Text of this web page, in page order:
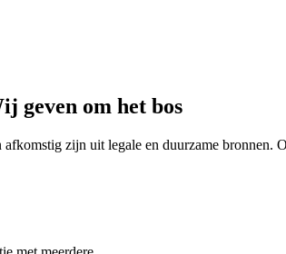
geven om het bos
zijn uit legale en duurzame bronnen.